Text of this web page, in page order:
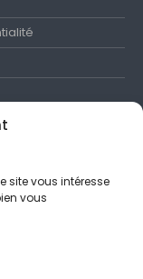
site vous intéresse
vous
à les commenter